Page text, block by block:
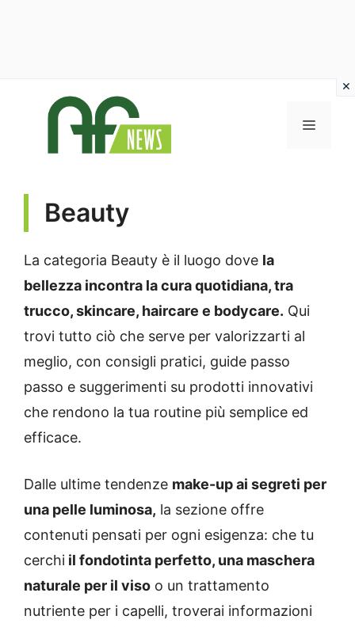
MENU
Beauty
La categoria Beauty è il luogo dove la
bellezza incontra la cura quotidiana, tra
trucco, skincare, haircare e bodycare. Qui
trovi tutto ciò che serve per valorizzarti al
meglio, con consigli pratici, guide passo
passo e suggerimenti su prodotti innovativi
che rendono la tua routine più semplice ed
efficace.
Dalle ultime tendenze make-up ai segreti per
una pelle luminosa, la sezione offre
contenuti pensati per ogni esigenza: che tu
cerchi il fondotinta perfetto, una maschera
naturale per il viso o un trattamento
nutriente per i capelli, troverai informazioni